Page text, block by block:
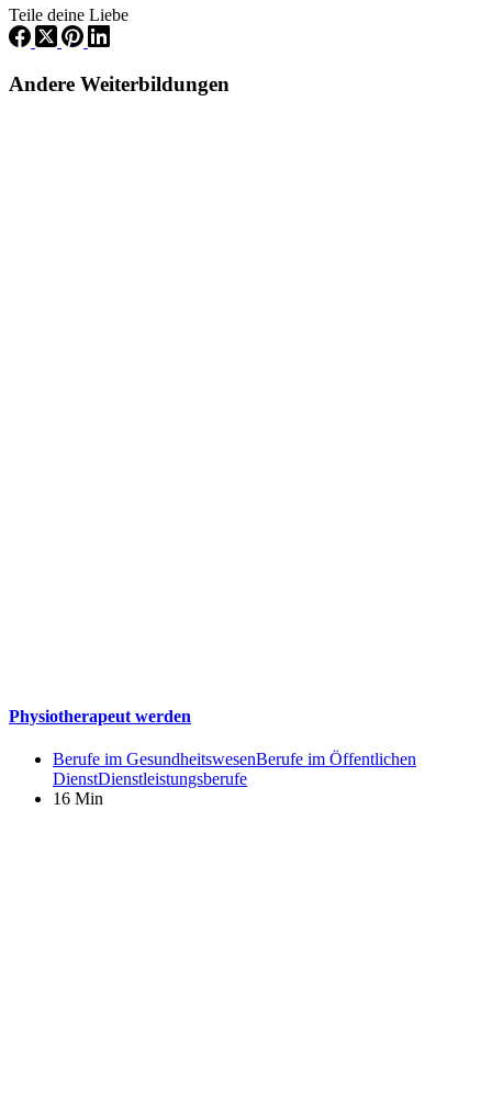
Teile deine Liebe
Andere Weiterbildungen
Physiotherapeut werden
Berufe im GesundheitswesenBerufe im Öffentlichen
DienstDienstleistungsberufe
16 Min